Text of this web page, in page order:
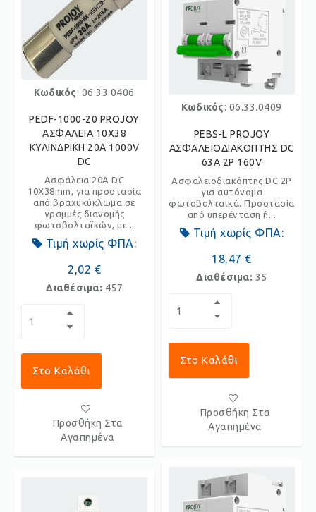
Κωδικός: 06.33.0406
PEDF-1000-20 PROJOY
ΑΣΦΑΛΕΙΑ 10X38
ΚΥΛΙΝΔΡΙΚΗ 20A 1000V
DC
Ασφάλεια 20Α DC
10Χ38mm, για προστασία
από βραχυκύκλωμα σε
γραμμές διανομής
φωτοβολταϊκών, με...
Τιμή χωρίς ΦΠΑ:
2,02 €
Διαθέσιμα: 457
Στο Καλάθι
Προσθήκη Στα
Αγαπημένα
Κωδικός: 06.33.0409
PEBS-L PROJOY
ΑΣΦΑΛΕΙΟΔΙΑΚΟΠΤΗΣ DC
63A 2P 160V
Ασφαλειοδιακόπτης DC 2P
για αυτόνομα
φωτοβολταϊκά. Προστασία
από υπερένταση ή...
Τιμή χωρίς ΦΠΑ:
18,47 €
Διαθέσιμα: 35
Στο Καλάθι
Προσθήκη Στα
Αγαπημένα